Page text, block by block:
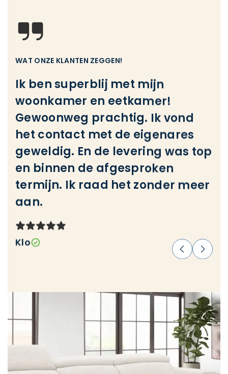
WAT ONZE KLANTEN ZEGGEN!
Ik ben superblij met mijn
woonkamer en eetkamer!
Gewoonweg prachtig. Ik vond
het contact met de eigenares
geweldig. En de levering was top
en binnen de afgesproken
termijn. Ik raad het zonder meer
aan.
Klo